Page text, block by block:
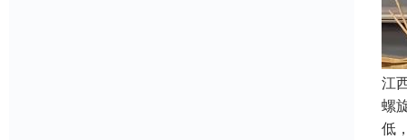
江
螺
低